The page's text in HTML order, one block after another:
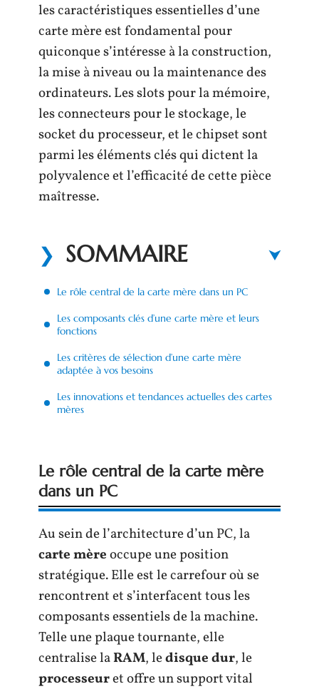
les caractéristiques essentielles d’une
carte mère est fondamental pour
quiconque s’intéresse à la construction,
la mise à niveau ou la maintenance des
ordinateurs. Les slots pour la mémoire,
les connecteurs pour le stockage, le
socket du processeur, et le chipset sont
parmi les éléments clés qui dictent la
polyvalence et l’efficacité de cette pièce
maîtresse.
SOMMAIRE
Le rôle central de la carte mère dans un PC
Les composants clés d’une carte mère et leurs
fonctions
Les critères de sélection d’une carte mère
adaptée à vos besoins
Les innovations et tendances actuelles des cartes
mères
Le rôle central de la carte mère
dans un PC
Au sein de l’architecture d’un PC, la
carte mèreoccupe une position
stratégique. Elle est le carrefour où se
rencontrent et s’interfacent tous les
composants essentiels de la machine.
Telle une plaque tournante, elle
centralise laRAM, ledisque dur, le
processeuret offre un support vital